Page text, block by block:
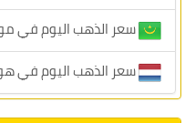
سعر الذهب اليوم في
سعر الذهب اليوم في